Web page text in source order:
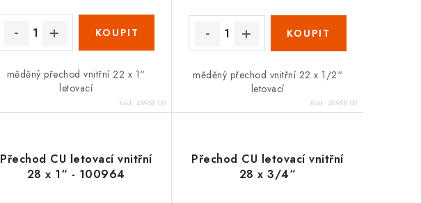
měděný přechod vnitřní 22 x 1“
letovací
Kód:48956.00
měděný přechod vnitřní 22 x 1/2“
letovací
Kód: 48958.00
Přechod CU letovací vnitřní
28 x 1“ - 100964
Přechod CU letovací vnitřní
28 x 3/4“